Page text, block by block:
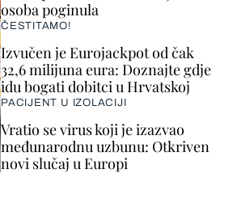
osoba poginula
ČESTITAMO!
Izvučen je Eurojackpot od čak
32,6 milijuna eura: Doznajte gdje
idu bogati dobitci u Hrvatskoj
PACIJENT U IZOLACIJI
Vratio se virus koji je izazvao
međunarodnu uzbunu: Otkriven
novi slučaj u Europi